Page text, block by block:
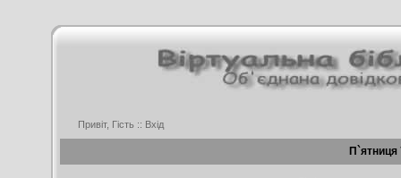
Привіт, Гість :: Вхід
П`ятниця